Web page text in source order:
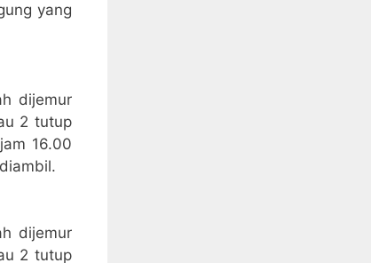
yang
dijemur
2 tutup
16.00
dijemur
2 tutup